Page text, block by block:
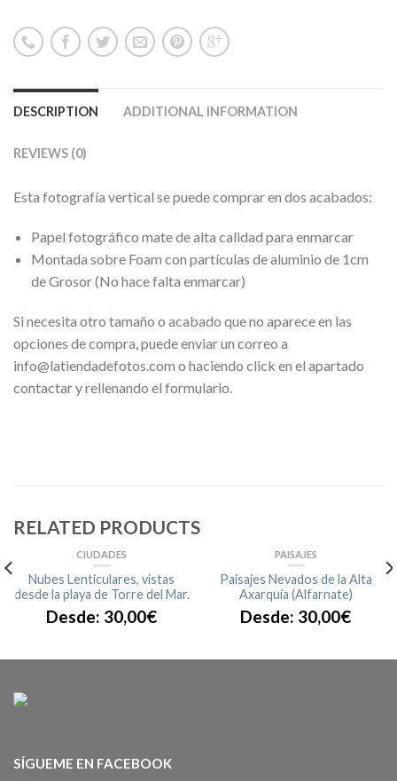
DESCRIPTION ADDITIONAL INFORMATION
REVIEWS (0)
Esta fotografía vertical se puede comprar en dos acabados:
Papel fotográfico mate de alta calidad para enmarcar
Montada sobre Foam con partículas de aluminio de 1cm
de Grosor (No hace falta enmarcar)
Si necesita otro tamaño o acabado que no aparece en las
opciones de compra, puede enviar un correo a
info@latiendadefotos.com o haciendo click en el apartado
contactar y rellenando el formulario.
RELATED PRODUCTS
CIUDADES
Nubes Lenticulares, vistas
desde la playa de Torre del Mar.
Desde: 30,00€
PAISAJES
Paisajes Nevados de la Alta
Axarquía (Alfarnate)
Desde: 30,00€
SÍGUEME EN FACEBOOK